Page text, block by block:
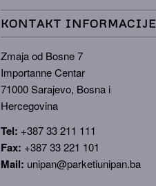
KONTAKT INFORMACIJE
Zmaja od Bosne 7
Importanne Centar
71000 Sarajevo, Bosna i
Hercegovina
Tel: +387 33 211 111
Fax: +387 33 221 101
Mail: unipan@parketiunipan.ba